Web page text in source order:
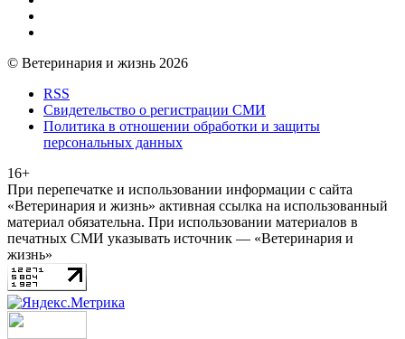
© Ветеринария и жизнь 2026
RSS
Свидетельство о регистрации СМИ
Политика в отношении обработки и защиты
персональных данных
16+
При перепечатке и использовании информации с сайта
«Ветеринария и жизнь» активная ссылка на использованный
материал обязательна. При использовании материалов в
печатных СМИ указывать источник — «Ветеринария и
жизнь»